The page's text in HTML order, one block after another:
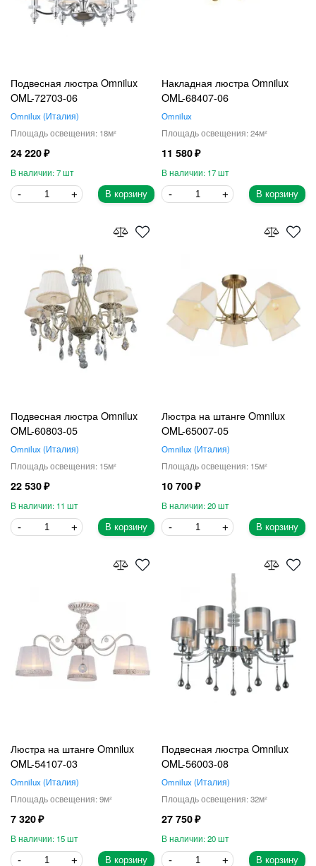
Подвесная люстра Omnilux
OML-72703-06
Omnilux Италия
18
24 220
7
В корзину
Накладная люстра Omnilux
OML-68407-06
Omnilux
24
11 580
17
В корзину
Подвесная люстра Omnilux
OML-60803-05
Omnilux Италия
15
22 530
11
В корзину
Люстра на штанге Omnilux
OML-65007-05
Omnilux Италия
15
10 700
20
В корзину
Люстра на штанге Omnilux
OML-54107-03
Omnilux Италия
9
7 320
15
В корзину
Подвесная люстра Omnilux
OML-56003-08
Omnilux Италия
32
27 750
20
В корзину